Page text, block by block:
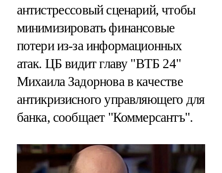
антистрессовый сценарий, чтобы
минимизировать финансовые
потери из-за информационных
атак. ЦБ видит главу "ВТБ 24"
Михаила Задорнова в качестве
антикризисного управляющего для
банка, сообщает "Коммерсантъ".